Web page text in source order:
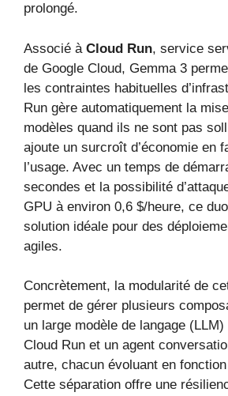
prolongé.
Associé à Cloud Run, service
de Google Cloud, Gemma 3
les contraintes habituelles
Run gère automatiquement la
modèles quand ils ne sont pas
ajoute un surcroît d’économie en
l’usage. Avec un temps de
secondes et la possibilité
GPU à environ 0,6 $/heure, ce
solution idéale pour des
agiles.
Concrètement, la modularité de
permet de gérer plusieurs
un large modèle de langage
Cloud Run et un agent
autre, chacun évoluant en
Cette séparation offre une